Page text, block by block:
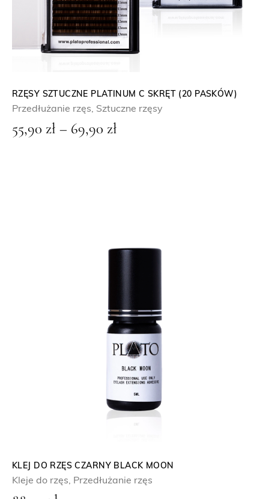
RZĘSY SZTUCZNE PLATINUM C SKRĘT (20 PASKÓW)
Przedłużanie rzęs, Sztuczne rzęsy
55,90 zł – 69,90 zł
e
o
d
5
5
,
9
0
ł
d
KLEJ DO RZĘS CZARNY BLACK MOON
Kleje do rzęs, Przedłużanie rzęs